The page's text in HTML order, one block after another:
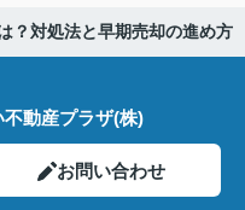
？対処法と早期売却の進め方
動産プラザ(株)
お問い合わせ